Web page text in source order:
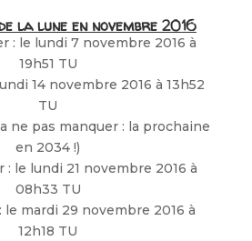
la lune en novembre 2016
: le lundi 7 novembre 2016 à
19h51 TU
14 novembre 2016 à 13h52
TU
a ne pas manquer : la prochaine
en 2034 !)
le lundi 21 novembre 2016 à
08h33 TU
: le mardi 29 novembre 2016 à
12h18 TU